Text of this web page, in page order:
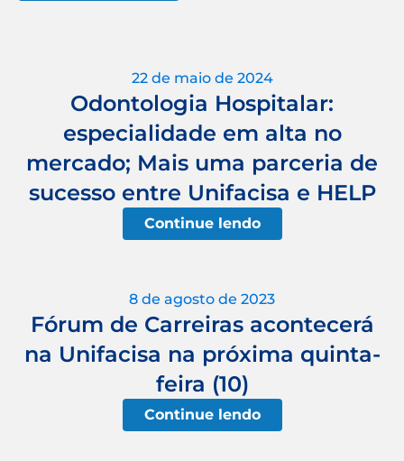
22 de maio de 2024
Odontologia Hospitalar:
especialidade em alta no
mercado; Mais uma parceria de
sucesso entre Unifacisa e HELP
Continue lendo
8 de agosto de 2023
Fórum de Carreiras acontecerá
na Unifacisa na próxima quinta-
feira (10)
Continue lendo